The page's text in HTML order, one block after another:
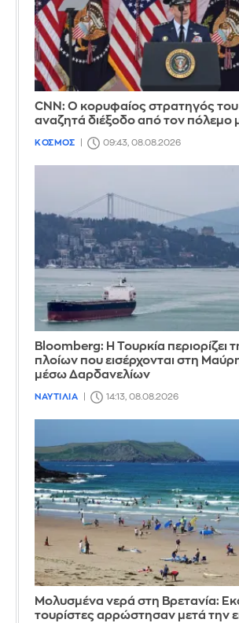
CNN: Ο κορυφαίος στρατηγός
αναζητά διέξοδο από τον πόλεμο
ΚΟΣΜΟΣ 09:43, 08.08.2026
Bloomberg: Η Τουρκία περιορίζει
πλοίων που εισέρχονται στη
μέσω Δαρδανελίων
ΝΑΥΤΙΛΙΑ 14:13, 08.08.2026
Μολυσμένα νερά στη Βρετανία:
τουρίστες αρρώστησαν μετά την